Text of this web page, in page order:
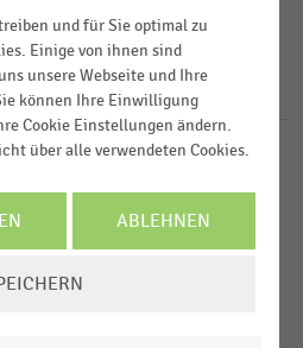
Lebensmittelgeschäfte in
Online-Shops für Lebensmittel
und für Sie optimal zu
Einige von ihnen sind
unsere Webseite und Ihre
können Ihre Einwilligung
Cookie Einstellungen ändern.
über alle verwendeten Cookies.
ABLEHNEN